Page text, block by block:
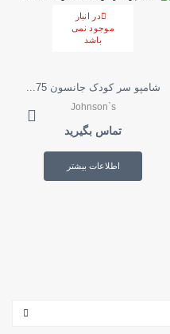
در انبار
موجود نمی
باشد
شامپو سر کودک جانسون 75...
Johnson`s
تماس بگیرید
اطلاعات بیشتر